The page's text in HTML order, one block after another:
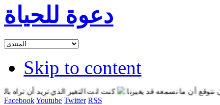
دعوة للحياة
Skip to content
أن ما نسمعه قد يغيرنا
كنت انت التغير الذي تريد أن تراه
FacebookYoutube Twitter RSS